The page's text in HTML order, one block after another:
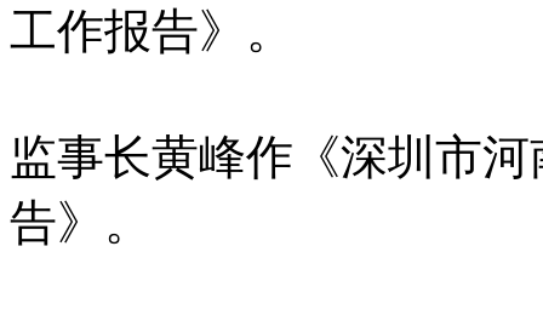
工作报告》。
监事长黄峰作《深圳市
告》。